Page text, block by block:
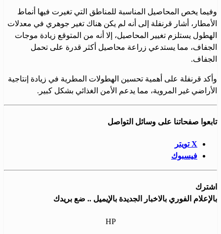
وفيما يخص المحاصيل المناسبة للمناطق التي تغيرت فيها أنماط
الأمطار، أشار قرنفلة إلى أنه لم يكن هناك تغير جوهري في معدلات
الهطول يستلزم تغيير المحاصيل، إلا أنه من المتوقع زيادة موجات
الجفاف، مما يستدعي زراعة محاصيل أكثر قدرة على تحمل
الجفاف.
وأكد قرنفلة على أهمية تحسين الهطولات المطرية في زيادة إنتاجية
الأراضي غير المروية، مما يدعم الأمن الغذائي بشكل كبير.
تابعوا صفحاتنا على وسائل التواصل
X تويتر
فيسبوك
اشترك
بالإعلام الفوري بالاخبار الجديدة بالإيميل .. ضع بريدك
HP